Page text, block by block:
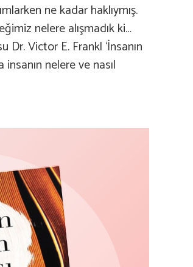
ne kadar haklıymış.
nelere alışmadık ki…
Dr. Victor E. Frankl ‘İnsanın
nelere ve nasıl